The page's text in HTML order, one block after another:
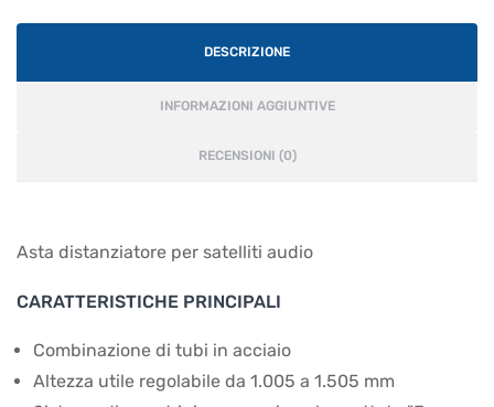
DESCRIZIONE
INFORMAZIONI AGGIUNTIVE
RECENSIONI (0)
Asta distanziatore per satelliti audio
CARATTERISTICHE PRINCIPALI
Combinazione di tubi in acciaio
Altezza utile regolabile da 1.005 a 1.505 mm